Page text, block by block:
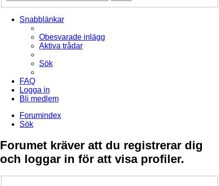
Snabblänkar
Obesvarade inlägg
Aktiva trådar
Sök
FAQ
Logga in
Bli medlem
Forumindex
Sök
Forumet kräver att du registrerar dig
och loggar in för att visa profiler.